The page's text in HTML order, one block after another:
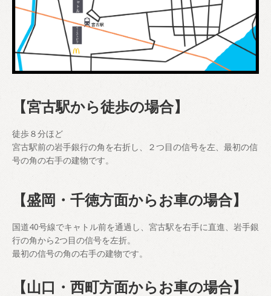
【宮古駅から徒歩の場合】
徒歩８分ほど
宮古駅前の岩手銀行の角を右折し、２つ目の信号を左、最初の信
号の角の右手の建物です。
【盛岡・千徳方面からお車の場合】
国道40号線でキャトル前を通過し、宮古駅を右手に直進、岩手銀
行の角から2つ目の信号を左折。
最初の信号の角の右手の建物です。
【山口・西町方面からお車の場合】